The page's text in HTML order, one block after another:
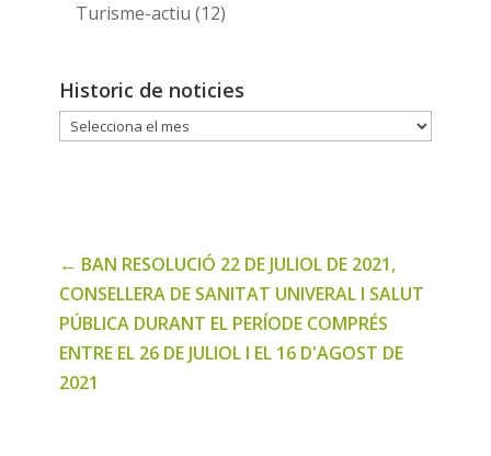
Turisme-actiu (12)
Historic de noticies
Historic
← BAN RESOLUCIÓ 22 DE JULIOL DE 2021,
CONSELLERA DE SANITAT UNIVERAL I SALUT
PÚBLICA DURANT EL PERÍODE COMPRÉS
ENTRE EL 26 DE JULIOL I EL 16 D'AGOST DE
2021